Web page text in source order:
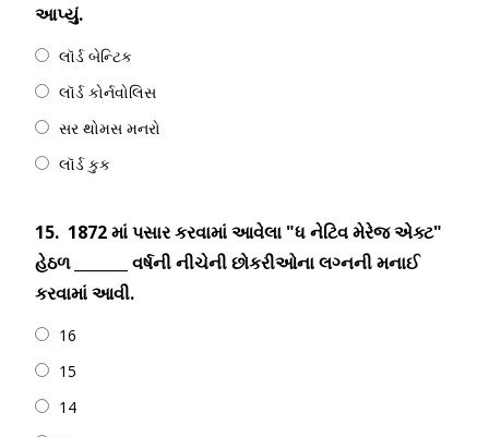
આપ્યું.
લૉર્ડ બેન્ટિક
લૉર્ડ કોર્નવોલિસ
સર થોમસ મનરો
લૉર્ડ કુક
15. 1872 માં પસાર કરવામાં આવેલા "ધ નેટિવ મેરેજ એક્ટ"
હેઠળ _______ વર્ષની નીચેની છોકરીઓના લગ્નની મનાઈ
કરવામાં આવી.
16
15
14